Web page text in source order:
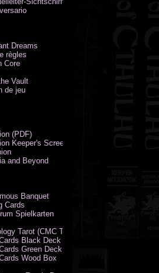
Dreams
règles
Core
Vault
de jeu
(PDF)
Keeper's Screen
and Beyond
Banquet
Cards
Spielkarten
Tarot (CMC Tarot - Old Whispers)
Black Deck
Green Deck
Wood Box